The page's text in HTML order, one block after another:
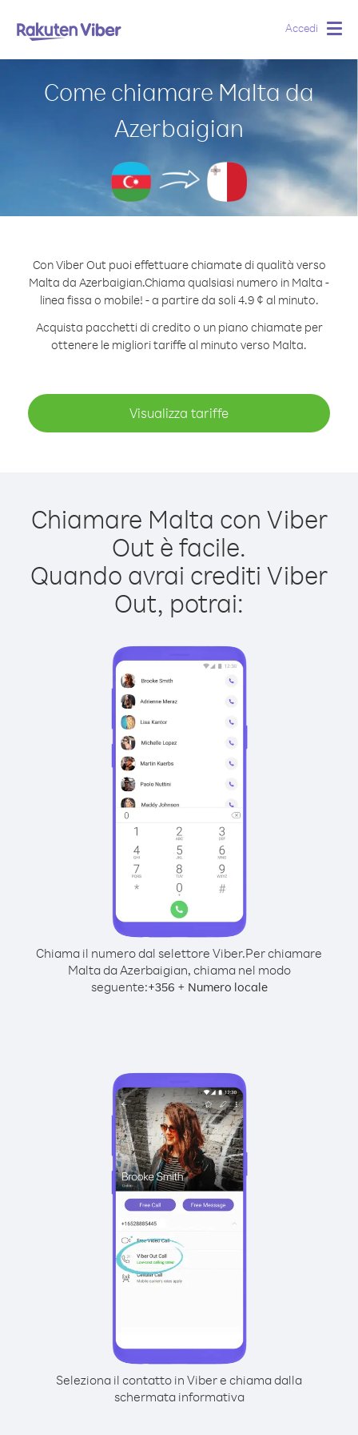
Accedi
Come chiamare Malta da
Azerbaigian
Con Viber Out puoi effettuare chiamate di qualità verso
Malta da Azerbaigian.Chiama qualsiasi numero in Malta -
linea fissa o mobile! - a partire da soli 4.9 ¢ al minuto.
Acquista pacchetti di credito o un piano chiamate per
ottenere le migliori tariffe al minuto verso Malta.
Visualizza tariffe
Chiamare Malta con Viber
Out è facile.
Quando avrai crediti Viber
Out, potrai:
Chiama il numero dal selettore Viber.Per chiamare
Malta da Azerbaigian, chiama nel modo
seguente:+356 + Numero locale
Seleziona il contatto in Viber e chiama dalla
schermata informativa